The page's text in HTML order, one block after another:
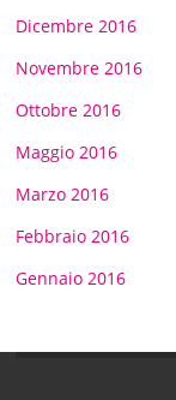
Dicembre 2016
Novembre 2016
Ottobre 2016
Maggio 2016
Marzo 2016
Febbraio 2016
Gennaio 2016